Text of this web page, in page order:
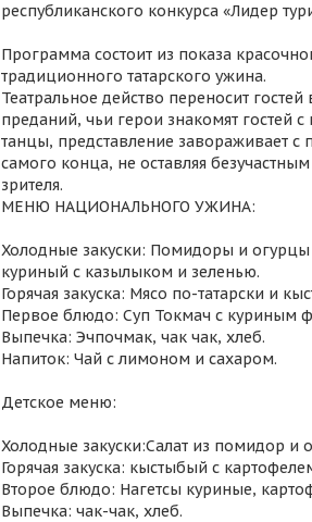
республиканского конкурса «Лидер
Программа состоит из показа
традиционного татарского ужина.
Театральное действо переносит
преданий, чьи герои знакомят гостей
танцы, представление завораживает с
самого конца, не оставляя
зрителя.
МЕНЮ НАЦИОНАЛЬНОГО УЖИНА:
Холодные закуски: Помидоры и огурцы
куриный с казылыком и зеленью.
Горячая закуска: Мясо по-татарски и
Первое блюдо: Суп Токмач с куриным
Выпечка: Эчпочмак, чак чак, хлеб.
Напиток: Чай с лимоном и сахаром.
Детское меню:
Холодные закуски:Салат из помидор и
Горячая закуска: кыстыбый с
Второе блюдо: Нагетсы куриные,
Выпечка: чак-чак, хлеб.